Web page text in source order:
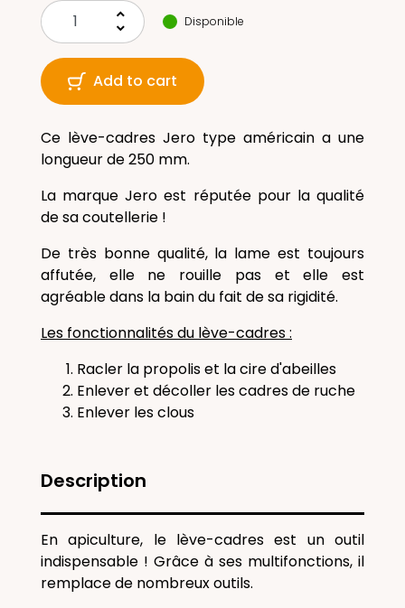
keyboard_arrow_up
keyboard_arrow_down
Disponible
Add to cart
Ce lève-cadres Jero type américain a une
longueur de 250 mm.
La marque Jero est réputée pour la qualité
de sa coutellerie !
De très bonne qualité, la lame est toujours
affutée, elle ne rouille pas et elle est
agréable dans la bain du fait de sa rigidité.
Les fonctionnalités du lève-cadres :
Racler la propolis et la cire d'abeilles
Enlever et décoller les cadres de ruche
Enlever les clous
Description
En apiculture, le lève-cadres est un outil
indispensable ! Grâce à ses multifonctions, il
remplace de nombreux outils.